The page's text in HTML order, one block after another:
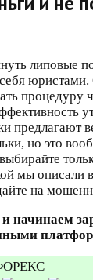
липовые
процедуру
предлагают
но это
мы описали
на
начинаем